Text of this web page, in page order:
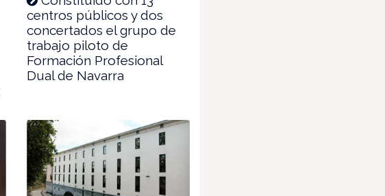
centros públicos y dos
concertados el grupo de
trabajo piloto de
Formación Profesional
Dual de Navarra